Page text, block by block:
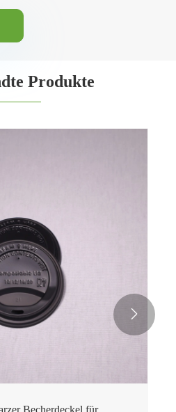
Produkte
Becherdeckel für
